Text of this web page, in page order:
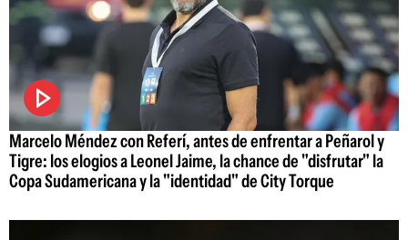
Marcelo Méndez con Referí, antes de enfrentar a Peñarol y
Tigre: los elogios a Leonel Jaime, la chance de "disfrutar" la
Copa Sudamericana y la "identidad" de City Torque